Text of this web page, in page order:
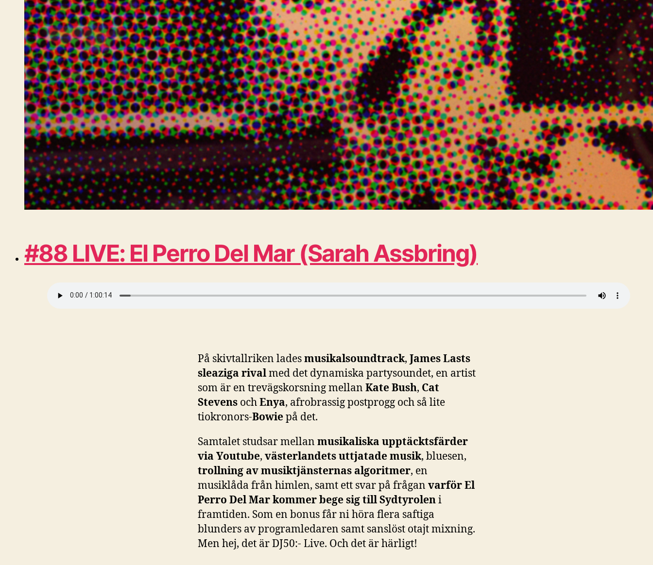
#88 LIVE: El Perro Del Mar (Sarah Assbring)
På skivtallriken ladesmusikalsoundtrack, James Lasts
sleaziga rivalmed det dynamiska partysoundet, en artist
som är en trevägskorsning mellan Kate Bush, Cat
Stevens ochEnya, afrobrassig postprogg och så lite
tiokronors-Bowiepå det.
Samtalet studsar mellan musikaliska upptäcktsfärder
via Youtube, västerlandets uttjatade musik, bluesen,
trollning av musiktjänsternas algoritmer, en
musiklåda från himlen, samt ett svar på frågan varför El
Perro Del Mar kommer bege sig till Sydtyroleni
framtiden. Som en bonus får ni höra flera saftiga
blunders av programledaren samt sanslöst otajt mixning.
Men hej, det är DJ50:- Live. Och det är härligt!